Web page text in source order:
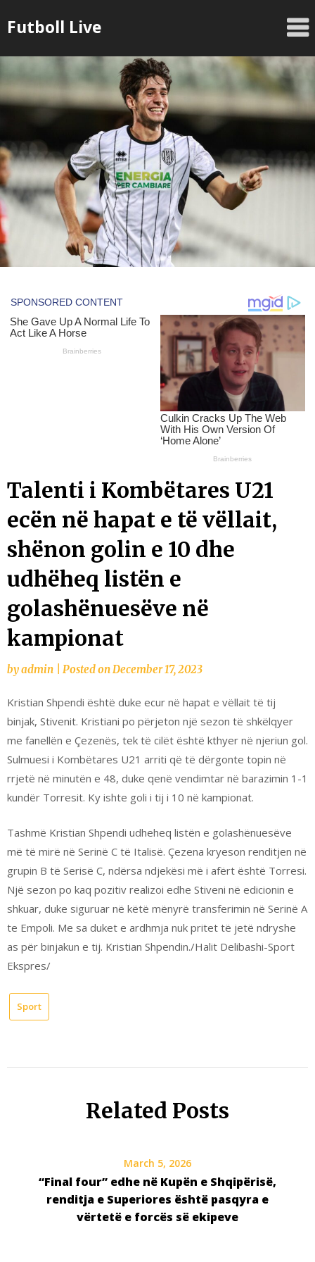
toFutboll Live
Talenti i Kombëtares U21
ecën në hapat e të vëllait,
shënon golin e 10 dhe
udhëheq listën e
golashënuesëve në
kampionat
byadmin Posted onDecember 17, 2023
Kristian Shpendi është duke ecur në hapat e vëllait të tij
binjak, Stivenit. Kristiani po përjeton një sezon të shkëlqyer
me fanellën e Çezenës, tek të cilët është kthyer në njeriun gol.
Sulmuesi i Kombëtares U21 arriti që të dërgonte topin në
rrjetë në minutën e 48, duke qenë vendimtar në barazimin 1-1
kundër Torresit. Ky ishte goli i tij i 10 në kampionat.
Tashmë Kristian Shpendi udheheq listën e golashënuesëve
më të mirë në Serinë C të Italisë. Çezena kryeson renditjen në
grupin B të Serisë C, ndërsa ndjekësi më i afërt është Torresi.
Një sezon po kaq pozitiv realizoi edhe Stiveni në edicionin e
shkuar, duke siguruar në këtë mënyrë transferimin në Serinë A
te Empoli. Me sa duket e ardhmja nuk pritet të jetë ndryshe
as për binjakun e tij. Kristian Shpendin./Halit Delibashi-Sport
Ekspres/
Sport
Related Posts
March 5, 2026
“Final four” edhe në Kupën e Shqipërisë,
renditja e Superiores është pasqyra e
vërtetë e forcës së ekipeve